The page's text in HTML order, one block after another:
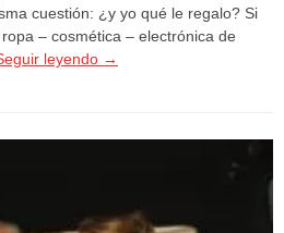
cuestión: ¿y yo qué le regalo? Si
– cosmética – electrónica de
leyendo →